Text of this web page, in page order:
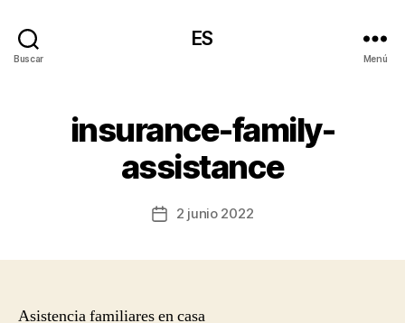
Buscar
ES
Menú
insurance-family-
assistance
Fecha2 junio 2022
Asistencia familiares en casa